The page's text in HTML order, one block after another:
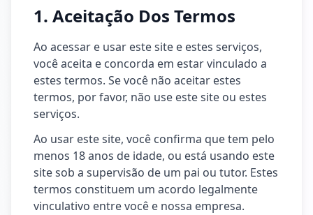
1. Aceitação Dos Termos
Ao acessar e usar este site e estes serviços,
você aceita e concorda em estar vinculado a
estes termos. Se você não aceitar estes
termos, por favor, não use este site ou estes
serviços.
Ao usar este site, você confirma que tem pelo
menos 18 anos de idade, ou está usando este
site sob a supervisão de um pai ou tutor. Estes
termos constituem um acordo legalmente
vinculativo entre você e nossa empresa.